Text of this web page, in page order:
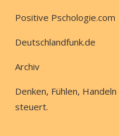
Positive Pschologie.com
Deutschlandfunk.de
Archiv
Denken, Fühlen,
steuert.